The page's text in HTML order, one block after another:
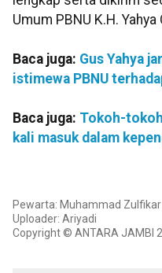
Umum PBNU K.H.
Baca juga: Gus Yahya
istimewa PBNU
Baca juga: Tokoh-
kali masuk dalam
Pewarta: Muhammad Zulfikar
Uploader: Ariyadi
Copyright © ANTARA JAMBI